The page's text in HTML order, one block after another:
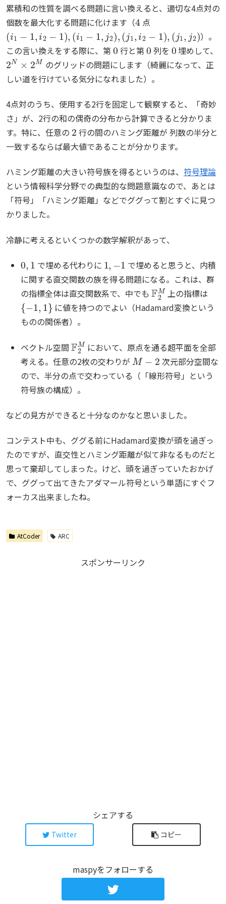
累積和の性質を調べる問題に言い換えると、適切な4点対の
個数を最大化する問題に化けます（
4
点
(i1−1,i2−1) ,( 1−1,j2),(j1 ,i2− 1),(j1
）。
この言い換えをする際に、第
0
行と第
0
列を
0
埋めして、
2N×2M
のグリッドの問題にします（綺麗になって、正
しい道を行けている気分になれました）。
4点対のうち、使用する2行を固定して観察すると、「奇妙
さ」が、2行の和の偶奇の分布から計算できると分かりま
す。特に、任意の
2
行の間のハミング距離が 列数の半分と
一致するならば最大値であることが分かります。
ハミング距離の大きい符号族を得るというのは、 符号理論
という情報科学分野での典型的な問題意識なので、あとは
「符号」「ハミング距離」などでググって割とすぐに見つ
かりました。
冷静に考えるといくつかの数学解釈があって、
で埋める代わりに
で埋めると思うと、内積
に関する直交関数の族を得る問題になる。これは、群
の指標全体は直交関数系で、中でも
F2M
上の指標は
{−1,1}
に値を持つのでよい（Hadamard変換という
ものの関係者）。
ベクトル空間
2M
において、原点を通る超平面を全部
考える。任意の2枚の交わりが
M−2
次元部分空間な
ので、半分の点で交わっている（「線形符号」という
符号族の構成）。
などの見方ができると十分なのかなと思いました。
コンテスト中も、ググる前にHadamard変換が頭を過ぎっ
たのですが、直交性とハミング距離が似て非なるものだと
思って棄却してしまった。けど、頭を過ぎっていたおかげ
で、ググって出てきたアダマール符号という単語にすぐフ
ォーカス出来ましたね。
AtCoder ARC
スポンサーリンク
シェアする
Twitter コピー
maspyをフォローする